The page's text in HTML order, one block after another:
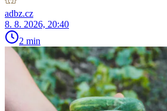
adbz.cz
8. 8. 2026, 20:40
2 min